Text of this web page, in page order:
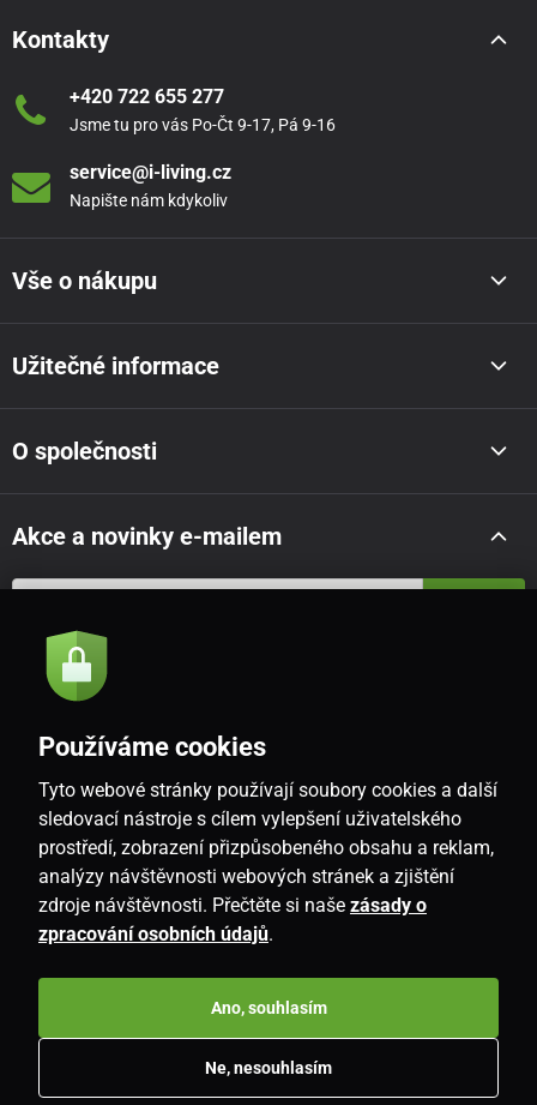
Kontakty
+420 722 655 277
Jsme tu pro vás Po-Čt 9-17, Pá 9-16
service@i-living.cz
Napište nám kdykoliv
Vše o nákupu
Užitečné informace
O společnosti
Akce a novinky e-mailem
Souhlasím se
CZ
www.i-living.cz. Všechna práva vyhrazena.
Používáme cookies
Tyto webové stránky používají soubory cookies a další
sledovací nástroje s cílem vylepšení uživatelského
prostředí, zobrazení přizpůsobeného obsahu a reklam,
analýzy návštěvnosti webových stránek a zjištění
zdroje návštěvnosti. Přečtěte si naše zásady o
zpracování osobních údajů.
Ne, nesouhlasím
Ano, souhlasím